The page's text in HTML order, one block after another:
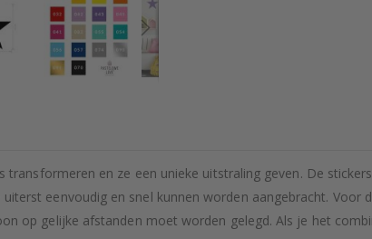
en ze een unieke uitstraling geven. De
eenvoudig en snel kunnen worden aangebracht. Voor
op gelijke afstanden moet worden gelegd. Als je het